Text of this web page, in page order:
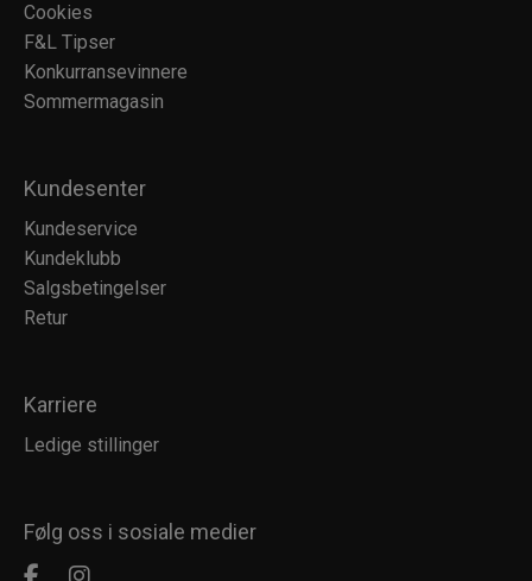
Cookies
F&L Tipser
Konkurransevinnere
Sommermagasin
Kundesenter
Kundeservice
Kundeklubb
Salgsbetingelser
Retur
Karriere
Ledige stillinger
Følg oss i sosiale medier